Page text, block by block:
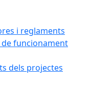
i reglaments
funcionament
dels projectes